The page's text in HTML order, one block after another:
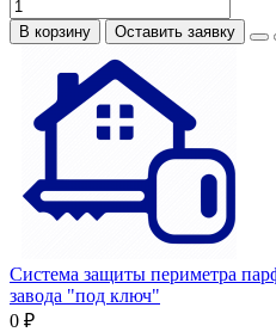
В корзину Оставить заявку
Система защиты периметра
завода "под ключ"
0 ₽